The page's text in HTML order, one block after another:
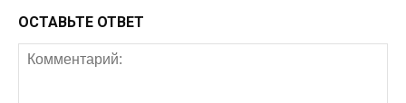
ОСТАВЬТЕ ОТВЕТ